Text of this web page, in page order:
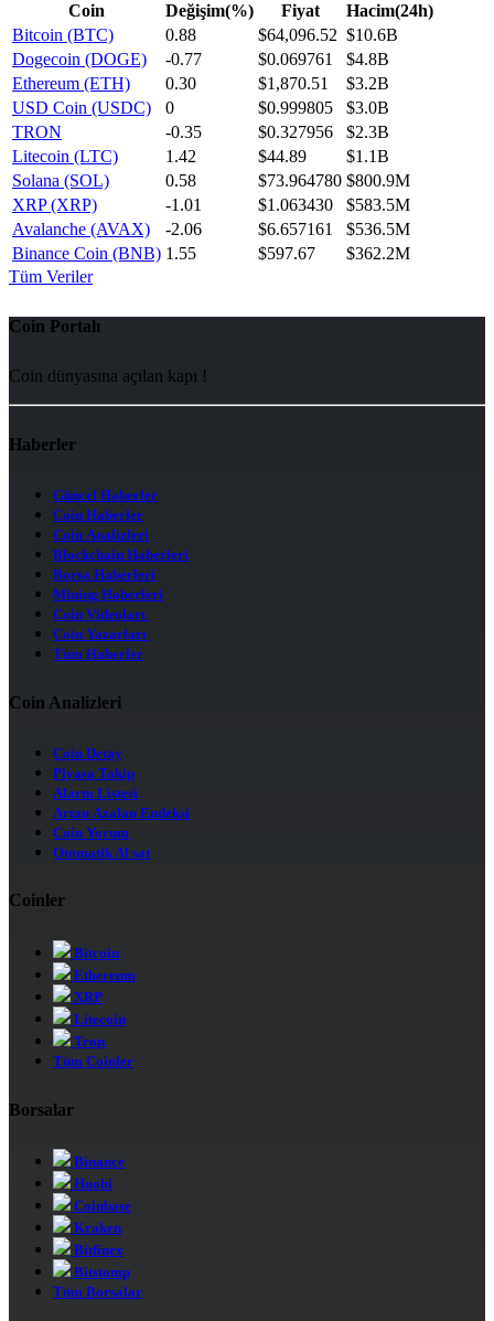
Coin Değişim(%) Fiyat
Hacim(24h)
Bitcoin (BTC)
0.88 $64,096.52 $10.6B
Dogecoin (DOGE)
-0.77 $0.069761
$4.8B
Ethereum (ETH)
0.30 $1,870.51
$3.2B
USD Coin (USDC)
0 $0.999805
$3.0B
TRON
-0.35 $0.327956
$2.3B
Litecoin (LTC)
1.42 $44.89
$1.1B
Solana (SOL)
0.58 $73.964780 $800.9M
XRP (XRP)
-1.01 $1.063430
$583.5M
Avalanche (AVAX)
-2.06 $6.657161
$536.5M
Binance Coin (BNB) 1.55 $597.67
$362.2M
Tüm Veriler
Coin Portalı
Coin dünyasına açılan kapı !
Haberler
Güncel Haberler
Coin Haberler
Coin Analizleri
Blockchain Haberleri
Borsa Haberleri
Mining Haberleri
Coin Videoları
Coin Yazarları
Tüm Haberler
Coin Analizleri
Coin Detay
Piyasa Takip
Alarm Listesi
Artan Azalan Endeksi
Coin Yorum
Otomatik Al sat
Coinler
Bitcoin
Ethereum
XRP
Litecoin
Tron
Tüm Coinler
Borsalar
Binance
Huobi
Coinbase
Kraken
Bitfinex
Bitstamp
Tüm Borsalar